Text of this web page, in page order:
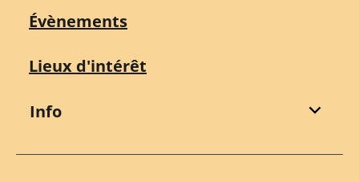
Évènements
Lieux d'intérêt
Info